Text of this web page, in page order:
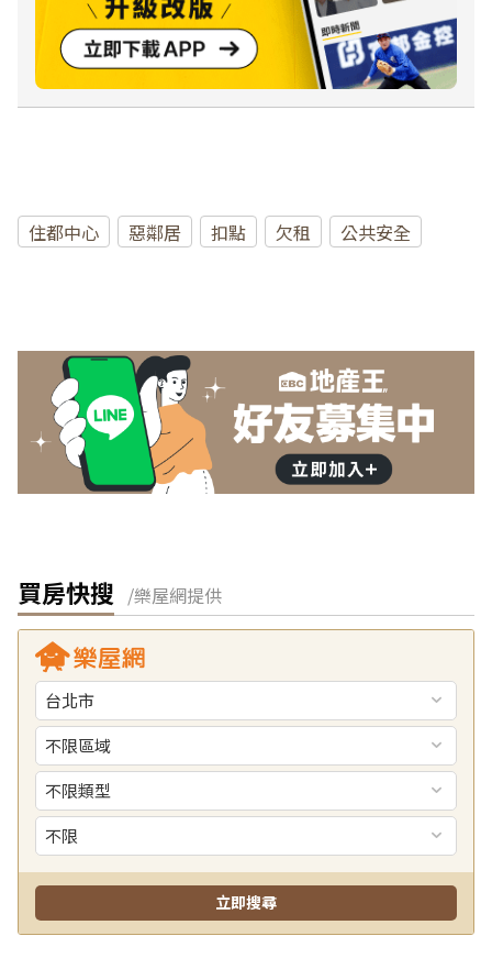
住都中心 惡鄰居 扣點 欠租 公共安全
買房快搜 /樂屋網提供